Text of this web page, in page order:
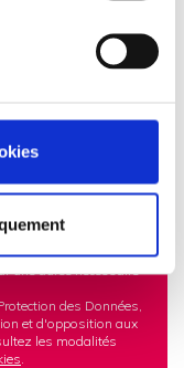
sont transmises
but d'apporter une
Vos données
à des tiers.
une durée nécessaire
des Données,
et d'opposition aux
les modalités
.